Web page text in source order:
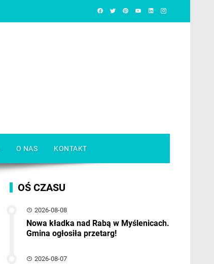
O NAS KONTAKT
OŚ CZASU
2026-08-08
Nowa kładka nad Rabą w Myślenicach.
Gmina ogłosiła przetarg!
2026-08-07